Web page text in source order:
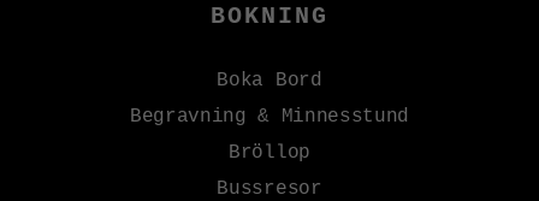
BOKNING
Boka Bord
Begravning & Minnesstund
Bröllop
Bussresor